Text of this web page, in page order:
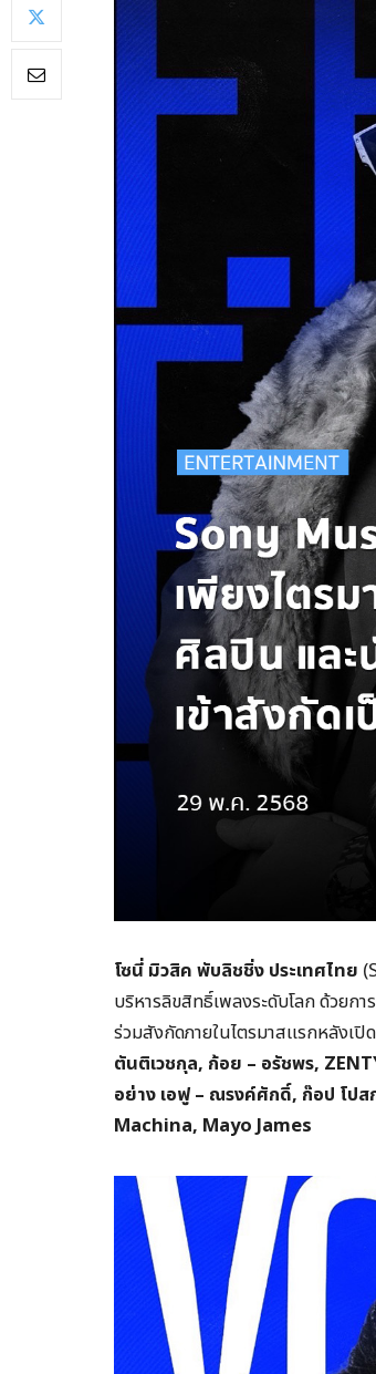
โซนี่ มิวสิค พับลิชชิ่ง ประเทศไทย
บริหารลิขสิทธิ์เพลงระดับโลก ด้วยก
ร่วมสังกัดภายในไตรมาสแรกหลังเ
ตันติเวชกุล, ก้อย – อรัชพร,
อย่าง เอฟู – ณรงค์ศักดิ์, ก๊อป โปส
Machina, Mayo James